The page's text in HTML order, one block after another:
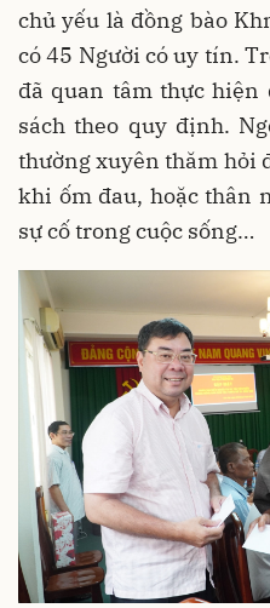
chủ yếu là đồng bào
có 45 Người có uy tín.
đã quan tâm thực hiện
sách theo quy định.
thường xuyên thăm hỏi
khi ốm đau, hoặc thân
sự cố trong cuộc sống…